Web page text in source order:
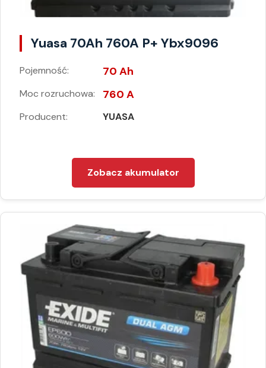
Yuasa 70Ah 760A P+ Ybx9096
Pojemność: 70 Ah
Moc rozruchowa: 760 A
Producent: YUASA
Zobacz akumulator